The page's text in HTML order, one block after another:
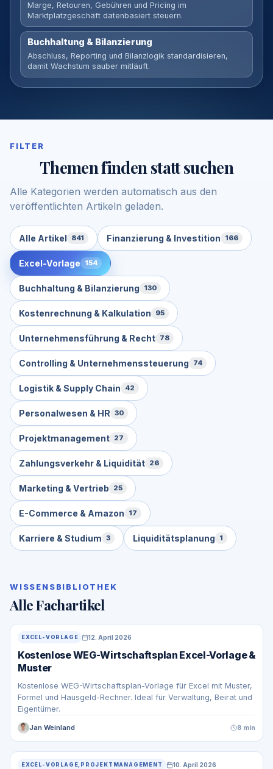
Marge, Retouren, Gebühren und Pricing im
Marktplatzgeschäft datenbasiert steuern.
Buchhaltung & Bilanzierung
Abschluss, Reporting und Bilanzlogik standardisieren,
damit Wachstum sauber mitläuft.
FILTER
Themen finden statt suchen
Alle Kategorien werden automatisch aus den
veröffentlichten Artikeln geladen.
Alle Artikel 841 Finanzierung & Investition 166
Excel-Vorlage 154
Buchhaltung & Bilanzierung 130
Kostenrechnung & Kalkulation 95
Unternehmensführung & Recht 78
Controlling & Unternehmenssteuerung 74
Logistik & Supply Chain 42
Personalwesen & HR 30
Projektmanagement 27
Zahlungsverkehr & Liquidität 26
Marketing & Vertrieb 25
E-Commerce & Amazon 17
Karriere & Studium 3 Liquiditätsplanung 1
WISSENSBIBLIOTHEK
Alle Fachartikel
EXCEL-VORLAGE 12. April 2026
Kostenlose WEG-Wirtschaftsplan Excel-Vorlage &
Muster
Kostenlose WEG-Wirtschaftsplan-Vorlage für Excel mit Muster,
Formel und Hausgeld-Rechner. Ideal für Verwaltung, Beirat und
Eigentümer.
Jan Weinland 8 min
EXCEL-VORLAGE,PROJEKTMANAGEMENT 10. April 2026